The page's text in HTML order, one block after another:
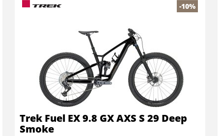
-10%
Trek Fuel EX 9.8 GX AXS S 29 Deep
Smoke